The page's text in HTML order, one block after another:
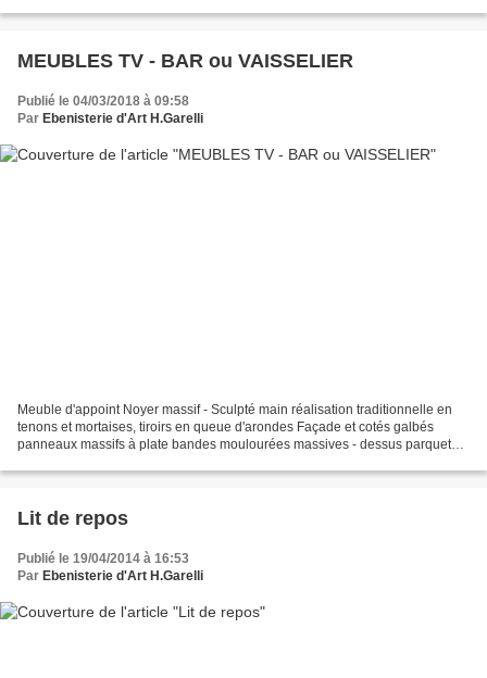
MEUBLES TV - BAR ou VAISSELIER
Publié le 04/03/2018 à 09:58
Par Ebenisterie d'Art H.Garelli
Meuble d'appoint Noyer massif - Sculpté main réalisation traditionnelle en
tenons et mortaises, tiroirs en queue d'arondes Façade et cotés galbés
panneaux massifs à plate bandes moulourées massives - dessus parquet
Lit de repos
Publié le 19/04/2014 à 16:53
Par Ebenisterie d'Art H.Garelli